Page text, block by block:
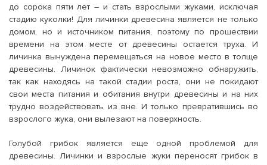
до сорока пяти лет – и стать взрослыми жуками, исключая
стадию куколки! Для личинки древесина является не только
домом, но и источником питания, поэтому по прошествии
времени на этом месте от древесины остается труха. И
личинка вынуждена перемещаться на новое место в толще
древесины. Личинок фактически невозможно обнаружить,
так как находясь на такой стадии роста, они не покидают
свои места питания и обитания внутри древесины и на них
трудно воздействовать из вне. И только превратившись во
взрослого жука, они вылезают на поверхность.
Голубой грибок является еще одной проблемой для
древесины. Личинки и взрослые жуки переносят грибок в